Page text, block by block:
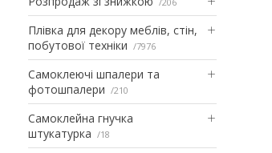
Плівка для декору меблів, стін,
побутової техніки
7976
Самоклеючі шпалери та
фотошпалери
210
Самоклейна гнучка
штукатурка
18